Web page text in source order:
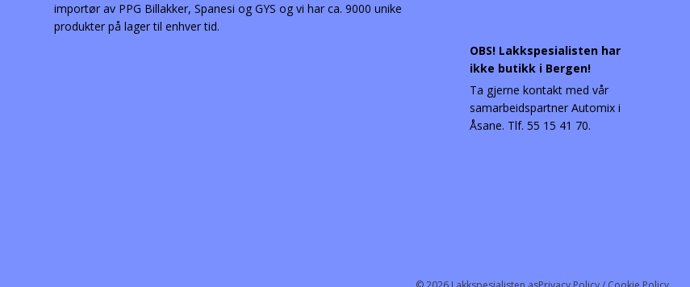
importør av PPG Billakker, Spanesi og GYS og vi har ca. 9000 unike
produkter på lager til enhver tid.
OBS! Lakkspesialisten har
ikke butikk i Bergen!
Ta gjerne kontakt med vår
samarbeidspartner Automix i
Åsane. Tlf. 55 15 41 70.